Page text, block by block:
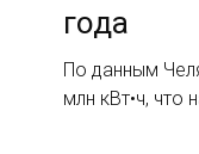
года
По данным
млн кВт•ч, что